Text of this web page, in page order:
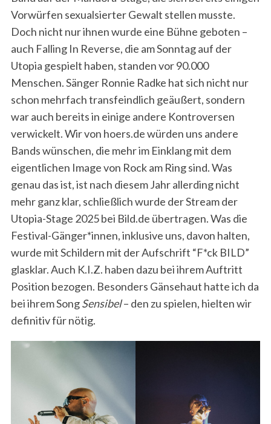
Vorwürfen sexualsierter Gewalt stellen musste.
Doch nicht nur ihnen wurde eine Bühne geboten –
auch Falling In Reverse, die am Sonntag auf der
Utopia gespielt haben, standen vor 90.000
Menschen. Sänger Ronnie Radke hat sich nicht nur
schon mehrfach transfeindlich geäußert, sondern
war auch bereits in einige andere Kontroversen
verwickelt. Wir von hoers.de würden uns andere
Bands wünschen, die mehr im Einklang mit dem
eigentlichen Image von Rock am Ring sind. Was
genau das ist, ist nach diesem Jahr allerding nicht
mehr ganz klar, schließlich wurde der Stream der
Utopia-Stage 2025 bei Bild.de übertragen. Was die
Festival-Gänger*innen, inklusive uns, davon halten,
wurde mit Schildern mit der Aufschrift “F*ck BILD”
glasklar. Auch K.I.Z. haben dazu bei ihrem Auftritt
Position bezogen. Besonders Gänsehaut hatte ich da
bei ihrem SongSensibel– den zu spielen, hielten wir
definitiv für nötig.